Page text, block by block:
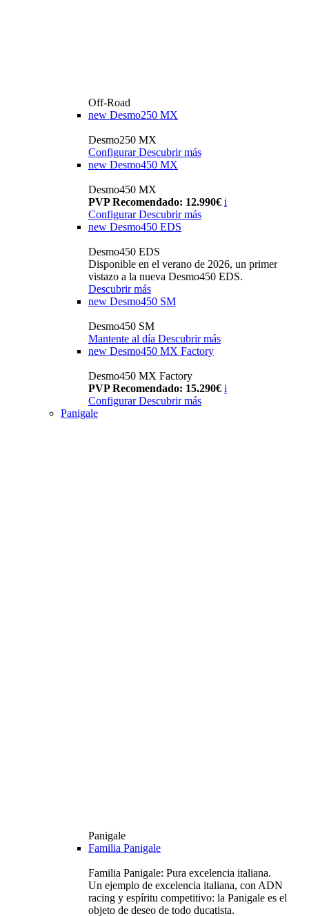
Off-Road
new Desmo250 MX
Desmo250 MX
Configurar Descubrir más
new Desmo450 MX
Desmo450 MX
PVP Recomendado: 12.990€ i
Configurar Descubrir más
new Desmo450 EDS
Desmo450 EDS
Disponible en el verano de 2026, un primer
vistazo a la nueva Desmo450 EDS.
Descubrir más
new Desmo450 SM
Desmo450 SM
Mantente al día Descubrir más
new Desmo450 MX Factory
Desmo450 MX Factory
PVP Recomendado: 15.290€ i
Configurar Descubrir más
Panigale
Panigale
Familia Panigale
Familia Panigale: Pura excelencia italiana.
Un ejemplo de excelencia italiana, con ADN
racing y espíritu competitivo: la Panigale es el
objeto de deseo de todo ducatista.